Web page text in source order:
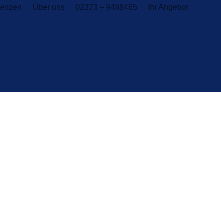
Über uns 02373 – 9488465 Ihr Angebot